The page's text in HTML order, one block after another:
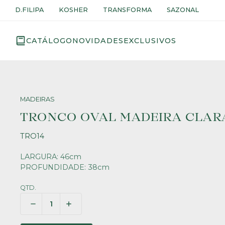
D.FILIPA KOSHER TRANSFORMA SAZONAL
CATÁLOGONOVIDADESEXCLUSIVOS
MADEIRAS
TRONCO OVAL MADEIRA
TRO14
LARGURA: 46cm
PROFUNDIDADE: 38cm
QTD.